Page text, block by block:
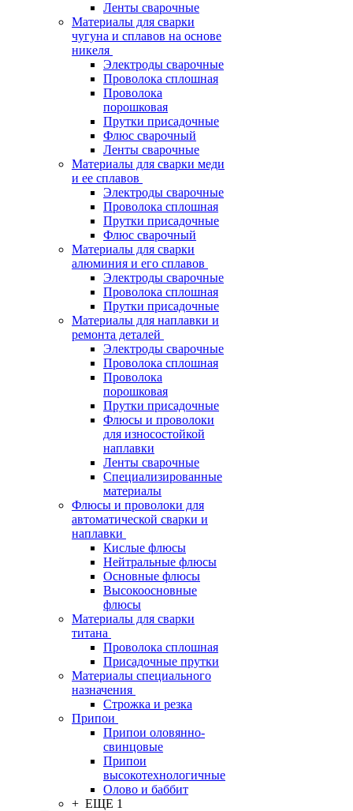
Ленты сварочные
Материалы для сварки
чугуна и сплавов на основе
никеля
Электроды сварочные
Проволока сплошная
Проволока
порошковая
Прутки присадочные
Флюс сварочный
Ленты сварочные
Материалы для сварки меди
и ее сплавов
Электроды сварочные
Проволока сплошная
Прутки присадочные
Флюс сварочный
Материалы для сварки
алюминия и его сплавов
Электроды сварочные
Проволока сплошная
Прутки присадочные
Материалы для наплавки и
ремонта деталей
Электроды сварочные
Проволока сплошная
Проволока
порошковая
Прутки присадочные
Флюсы и проволоки
для износостойкой
наплавки
Ленты сварочные
Специализированные
материалы
Флюсы и проволоки для
автоматической сварки и
наплавки
Кислые флюсы
Нейтральные флюсы
Основные флюсы
Высокоосновные
флюсы
Материалы для сварки
титана
Проволока сплошная
Присадочные прутки
Материалы специального
назначения
Строжка и резка
Припои
Припои оловянно-
свинцовые
Припои
высокотехнологичные
Олово и баббит
+ ЕЩЕ 1